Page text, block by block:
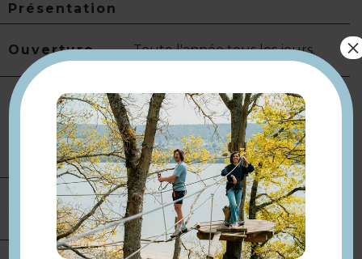
Présentation
Ouverture Toute l'année tous les jours.
Equipement
Jardin
Bornes de recharge pour
véhicules électriques
Services Prêt de vélos
×